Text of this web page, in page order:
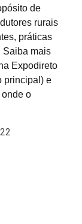
de
rurais
práticas
Saiba mais
Expodireto
principal) e
o